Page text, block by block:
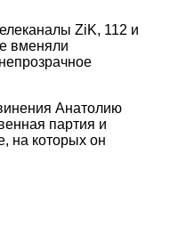
ZiK, 112 и
вменяли
Анатолию
партия и
на которых он